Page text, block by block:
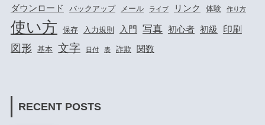
ダウンロード バックアップ メール ライブ リンク 体験 作り方
使い方 保存 入力規則 入門 写真 初心者 初級 印刷
図形 基本 文字 日付 表 詐欺 関数
RECENT POSTS